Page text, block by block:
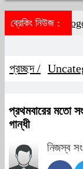
ব্রেকিং নিউজ :
প্রচ্ছদ /
প্রথমবারের মতো
গান্ধী
নিজস্ব